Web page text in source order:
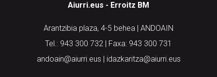
Aiurri.eus - Erroitz BM
Arantzibia plaza, 4-5 behea | ANDOAIN
Tel.: 943 300 732 | Faxa: 943 300 731
andoain@aiurri.eus | idazkaritza@aiurri.eus